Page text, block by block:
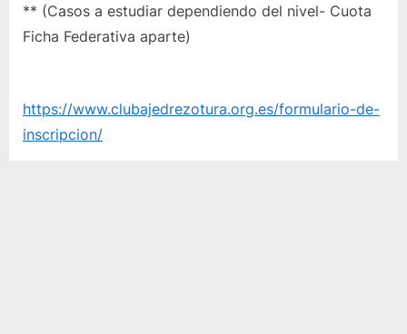
** (Casos a estudiar dependiendo del nivel- Cuota
Ficha Federativa aparte)
https://www.clubajedrezotura.org.es/formulario-de-
inscripcion/